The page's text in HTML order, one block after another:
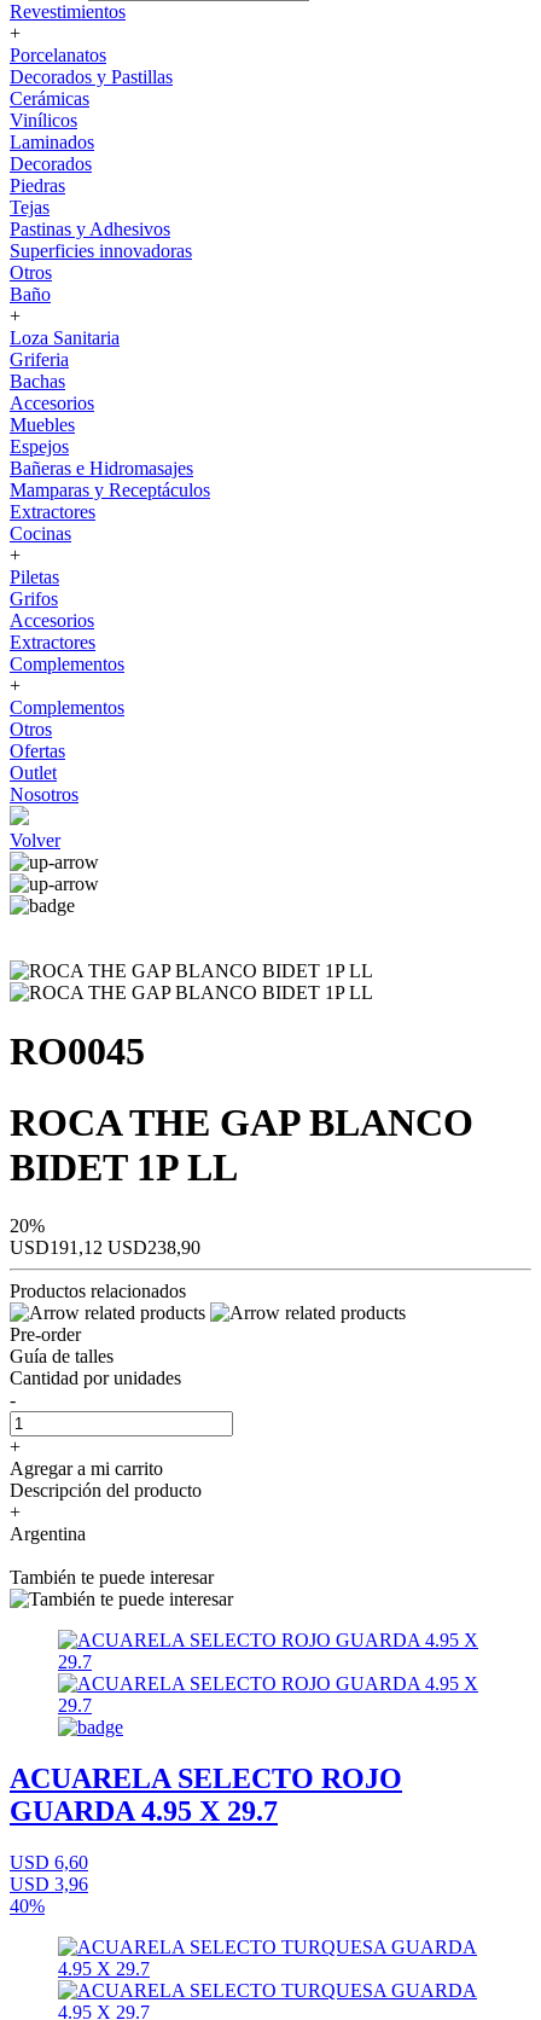
Revestimientos
+
Porcelanatos
Decorados y Pastillas
Cerámicas
Vinílicos
Laminados
Decorados
Piedras
Tejas
Pastinas y Adhesivos
Superficies innovadoras
Otros
Baño
+
Loza Sanitaria
Griferia
Bachas
Accesorios
Muebles
Espejos
Bañeras e Hidromasajes
Mamparas y Receptáculos
Extractores
Cocinas
+
Piletas
Grifos
Accesorios
Extractores
Complementos
+
Complementos
Otros
Ofertas
Outlet
Nosotros
Volver
RO0045
ROCA THE GAP BLANCO
BIDET 1P LL
20%
USD191,12 USD238,90
Productos relacionados
Pre-order
Guía de talles
Cantidad por unidades
-
+
Agregar a mi carrito
Descripción del producto
+
Argentina
También te puede interesar
ACUARELA SELECTO ROJO
GUARDA 4.95 X 29.7
USD 6,60
USD 3,96
40%